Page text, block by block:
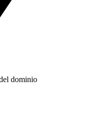
dominio